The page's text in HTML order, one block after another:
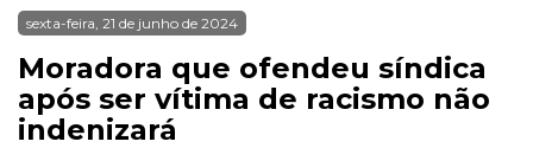
sexta-feira, 21 de junho de 2024
Moradora que ofendeu síndica
após ser vítima de racismo não
indenizará